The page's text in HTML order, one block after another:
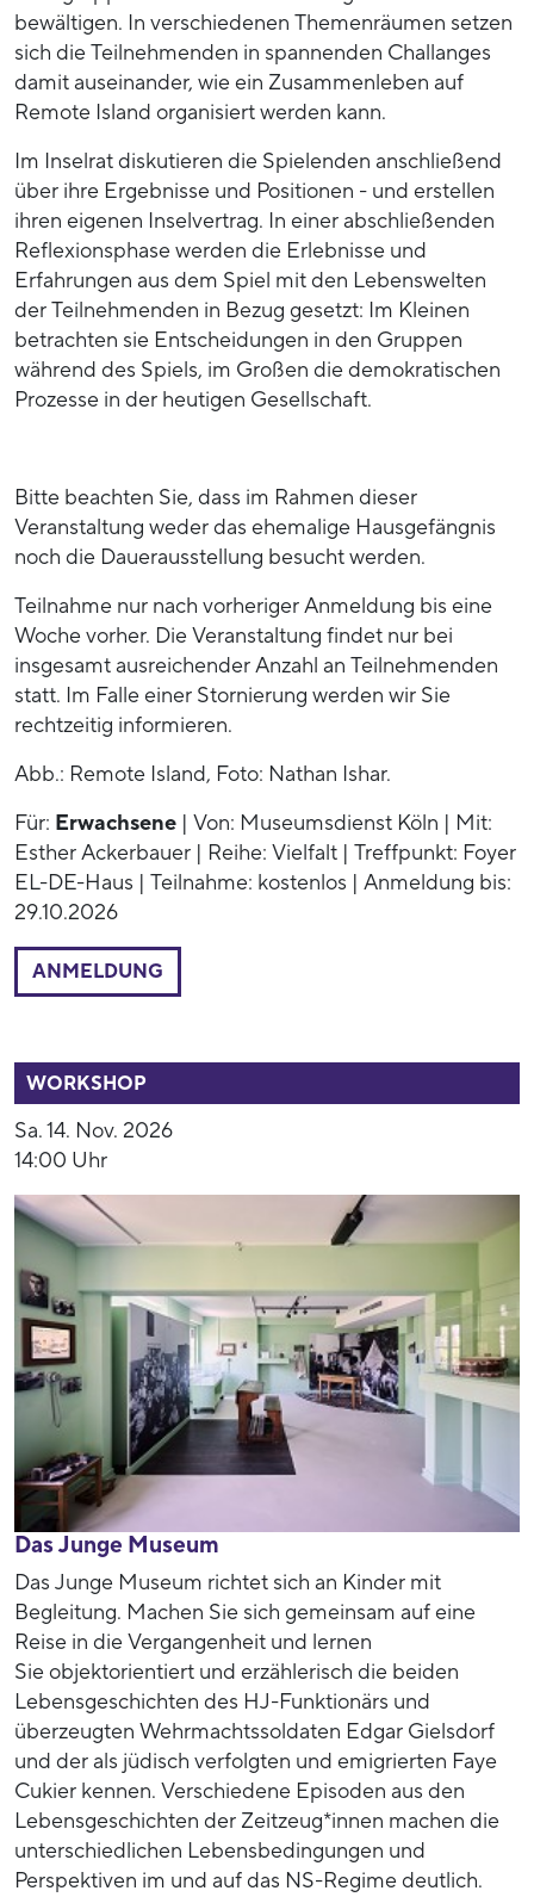
bewältigen. In verschiedenen Themenräumen setzen
sich die Teilnehmenden in spannenden Challanges
damit auseinander, wie ein Zusammenleben auf
Remote Island organisiert werden kann.
Im Inselrat diskutieren die Spielenden anschließend
über ihre Ergebnisse und Positionen - und erstellen
ihren eigenen Inselvertrag. In einer abschließenden
Reflexionsphase werden die Erlebnisse und
Erfahrungen aus dem Spiel mit den Lebenswelten
der Teilnehmenden in Bezug gesetzt: Im Kleinen
betrachten sie Entscheidungen in den Gruppen
während des Spiels, im Großen die demokratischen
Prozesse in der heutigen Gesellschaft.
Bitte beachten Sie, dass im Rahmen dieser
Veranstaltung weder das ehemalige Hausgefängnis
noch die Dauerausstellung besucht werden.
Teilnahme nur nach vorheriger Anmeldung bis eine
Woche vorher. Die Veranstaltung findet nur bei
insgesamt ausreichender Anzahl an Teilnehmenden
statt. Im Falle einer Stornierung werden wir Sie
rechtzeitig informieren.
Abb.: Remote Island, Foto: Nathan Ishar.
Für: Erwachsene | Von: Museumsdienst Köln | Mit:
Esther Ackerbauer | Reihe: Vielfalt | Treffpunkt: Foyer
EL-DE-Haus | Teilnahme: kostenlos | Anmeldung bis:
29.10.2026
ANMELDUNG
WORKSHOP
Sa. 14. Nov. 2026
14:00 Uhr
Das Junge Museum
Das Junge Museum richtet sich an Kinder mit
Begleitung. Machen Sie sich gemeinsam auf eine
Reise in die Vergangenheit und lernen
Sie objektorientiert und erzählerisch die beiden
Lebensgeschichten des HJ-Funktionärs und
überzeugten Wehrmachtssoldaten Edgar Gielsdorf
und der als jüdisch verfolgten und emigrierten Faye
Cukier kennen. Verschiedene Episoden aus den
Lebensgeschichten der Zeitzeug*innen machen die
unterschiedlichen Lebensbedingungen und
Perspektiven im und auf das NS-Regime deutlich.